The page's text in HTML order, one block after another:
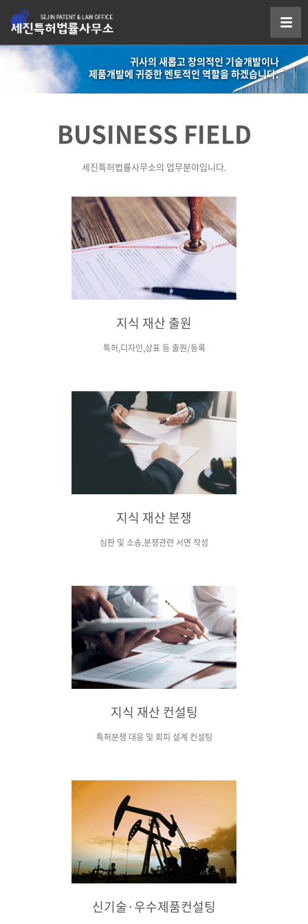
귀사의 새롭고 창의적인 기술개발이나
제품개발에 귀중한 멘토적인 역할을 하겠습니다.
BUSINESS FIELD
세진특허법률사무소의 업무분야입니다.
지식 재산 출원
특허,디자인,상표 등 출원/등록
지식 재산 분쟁
심판 및 소송,분쟁관련 서면 작성
지식 재산 컨설팅
특허분쟁 대응 및 회피 설계 컨설팅
신기술·우수제품컨설팅